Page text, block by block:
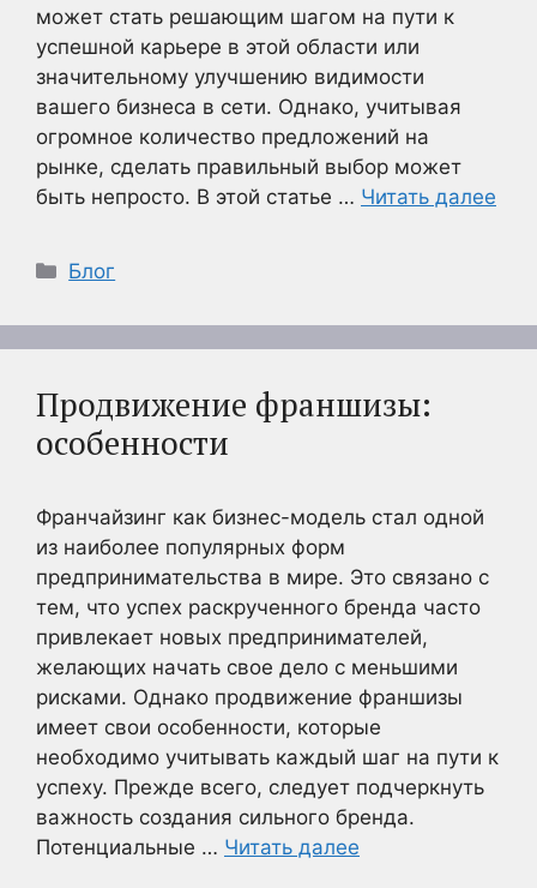
может стать решающим шагом на пути к
успешной карьере в этой области или
значительному улучшению видимости
вашего бизнеса в сети. Однако, учитывая
огромное количество предложений на
рынке, сделать правильный выбор может
быть непросто. В этой статье … Читать далее
Рубрики
Блог
Продвижение франшизы:
особенности
Франчайзинг как бизнес-модель стал одной
из наиболее популярных форм
предпринимательства в мире. Это связано с
тем, что успех раскрученного бренда часто
привлекает новых предпринимателей,
желающих начать свое дело с меньшими
рисками. Однако продвижение франшизы
имеет свои особенности, которые
необходимо учитывать каждый шаг на пути к
успеху. Прежде всего, следует подчеркнуть
важность создания сильного бренда.
Потенциальные … Читать далее